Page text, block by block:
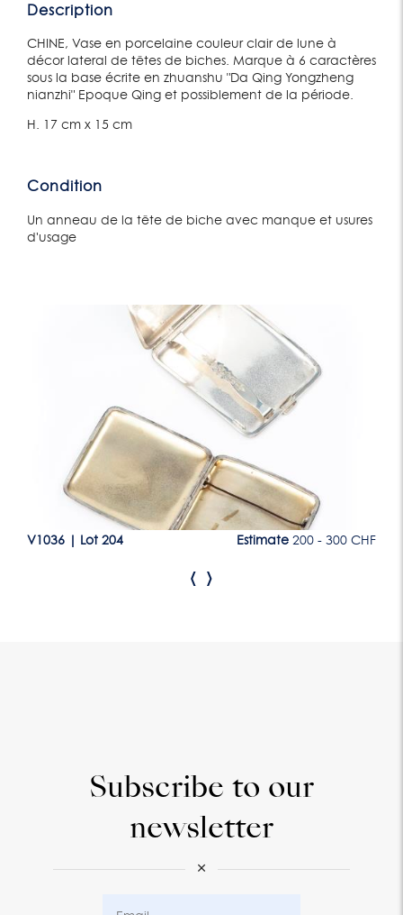
Description
CHINE, Vase en porcelaine couleur clair de lune à
décor lateral de têtes de biches. Marque à 6 caractères
sous la base écrite en zhuanshu "Da Qing Yongzheng
nianzhi" Epoque Qing et possiblement de la période.
H. 17 cm x 15 cm
Condition
Un anneau de la tête de biche avec manque et usures
d'usage
V1036 Lot 204 Estimate 200 - 300 CHF
‹ ›
Subscribe to our
newsletter
×